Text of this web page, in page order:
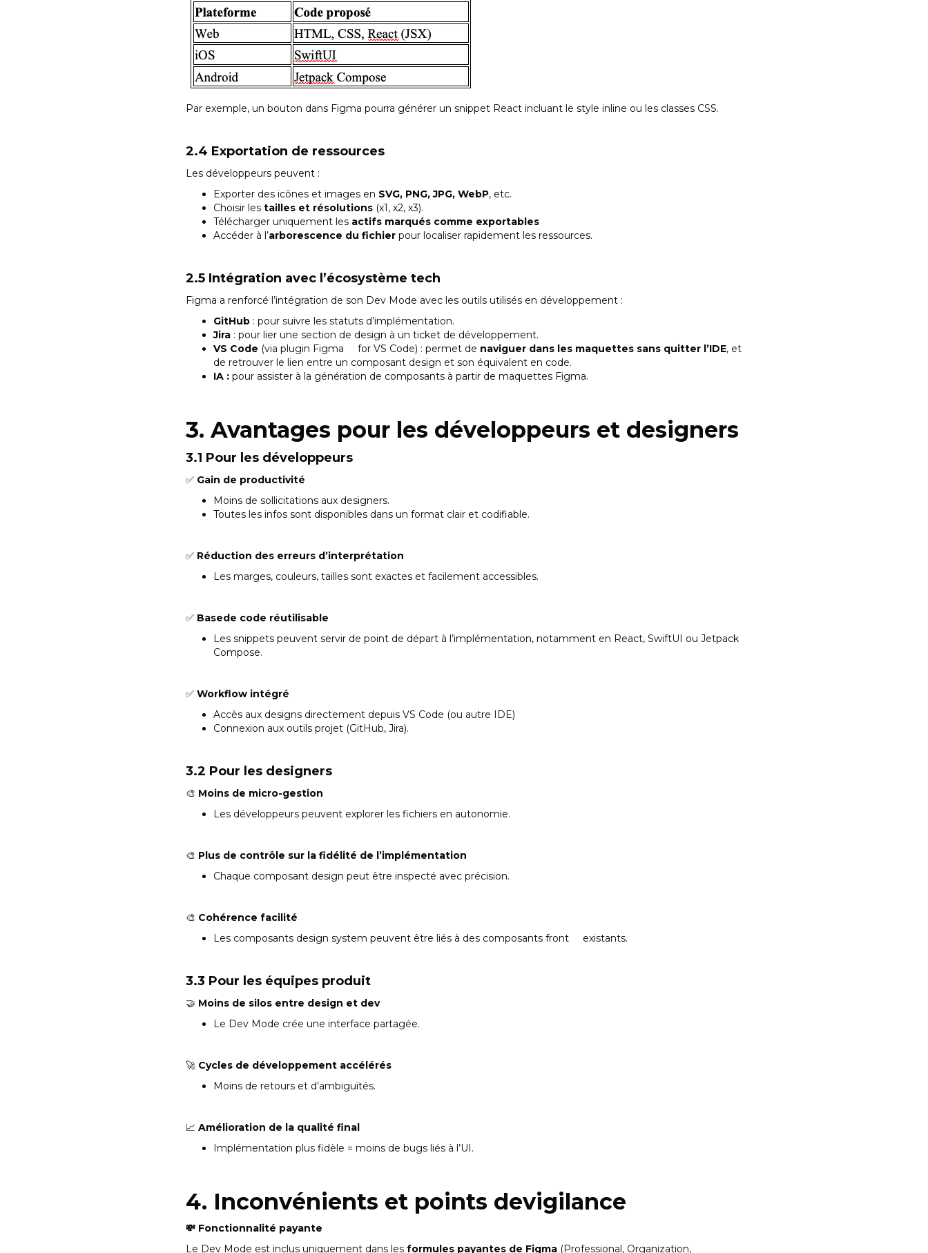
Par exemple, un bouton dans Figma pourra générer un snippet React incluant le style inline ou les classes CSS.
2.4 Exportation de ressources
Les développeurs peuvent :
Exporter des icônes et images en SVG, PNG, JPG, WebP, etc.
Choisir les tailles et résolutions(x1, x2, x3).
Télécharger uniquement les actifs marqués comme exportables
Accéder à l’arborescence du fichierpour localiser rapidement les ressources.
2.5 Intégration avec l’écosystème tech
Figma a renforcé l’intégration de son Dev Mode avec les outils utilisés en développement :
GitHub: pour suivre les statuts d’implémentation.
Jira: pour lier une section de design à un ticket de développement.
VS Code (via plugin Figma for VS Code) : permet de naviguer dans les maquettes sans quitter l’IDE, et
de retrouver le lien entre un composant design et son équivalent en code.
IA :pour assister à la génération de composants à partir de maquettes Figma.
3. Avantages pour les développeurs et designers
3.1 Pour les développeurs
✅ Gain de productivité
Moins de sollicitations aux designers.
Toutes les infos sont disponibles dans un format clair et codifiable.
✅ Réduction des erreurs d’interprétation
Les marges, couleurs, tailles sont exactes et facilement accessibles.
✅ Basede code réutilisable
Les snippets peuvent servir de point de départ à l’implémentation, notamment en React, SwiftUI ou Jetpack
Compose.
✅ Workflow intégré
Accès aux designs directement depuis VS Code (ou autre IDE)
Connexion aux outils projet (GitHub, Jira).
3.2 Pour les designers
🎨 Moins de micro-gestion
Les développeurs peuvent explorer les fichiers en autonomie.
🎨 Plus de contrôle sur la fidélité de l’implémentation
Chaque composant design peut être inspecté avec précision.
🎨 Cohérence facilité
Les composants design system peuvent être liés à des composants front existants.
3.3 Pour les équipes produit
🤝 Moins de silos entre design et dev
Le Dev Mode crée une interface partagée.
🚀 Cycles de développement accélérés
Moins de retours et d’ambiguïtés.
📈 Amélioration de la qualité final
Implémentation plus fidèle = moins de bugs liés à l’UI.
4. Inconvénients et points devigilance
💸 Fonctionnalité payante
Le Dev Mode est inclus uniquement dans les formules payantes de Figma(Professional, Organization,